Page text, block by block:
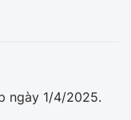
ngày 1/4/2025.